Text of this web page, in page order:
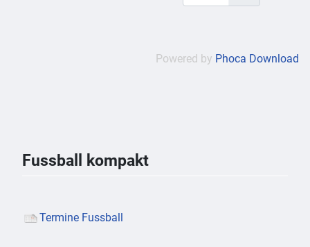
Powered by Phoca Download
Fussball kompakt
Termine Fussball